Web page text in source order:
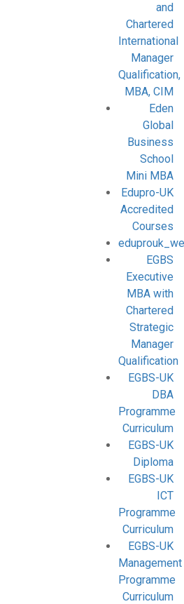
and
Chartered
International
Manager
Qualification,
MBA, CIM
Eden
Global
Business
School
Mini MBA
Edupro-UK
Accredited
Courses
EGBS
Executive
MBA with
Chartered
Strategic
Manager
Qualification
EGBS-UK
DBA
Programme
Curriculum
EGBS-UK
Diploma
EGBS-UK
ICT
Programme
Curriculum
EGBS-UK
Management
Programme
Curriculum